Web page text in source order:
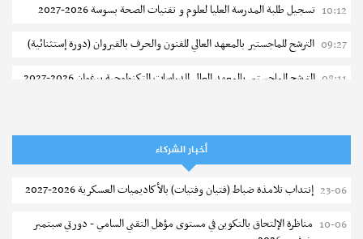
10:12 تسجيل طلبة المدرسة العليا لعلوم و تقنيات الصحة بسوسة 2026-2027
09:27 الترشح للماجستير بالمعهد العالي للفنون والحرف بالقيروان (دورة إستثنائية)
08:11 الترشح للماجستير بالمعهد العالى للدراسات التكنولوجية بزغوان 2026-2027
08-08 شركة النقل بتونس : مناظرة خارجية لانتداب 580 عونا
08-08 وزارة النقل : قائمة المترشحين المقبولين لاجتياز الاختبار الشفاهي
08-08 جامعة سوسة : مناظرة النقل الجامعية في نفس الاختصاص 2026-2027
أخبار الشركاء
23-06 إنتداب تلامذة ضباط (فتيان وفتيات) بالأكاديميات العسكرية 2026-2027
10-06 مناظرة الإلتحاق بالتكوين في مستوى مؤهل التقني السامي - دورتي سبتمبر